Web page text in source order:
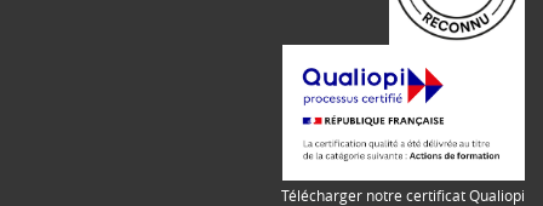
Télécharger notre certificat Qualiopi